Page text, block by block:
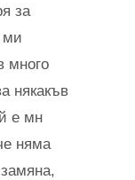
за
ми
много
някакъв
е мн
няма